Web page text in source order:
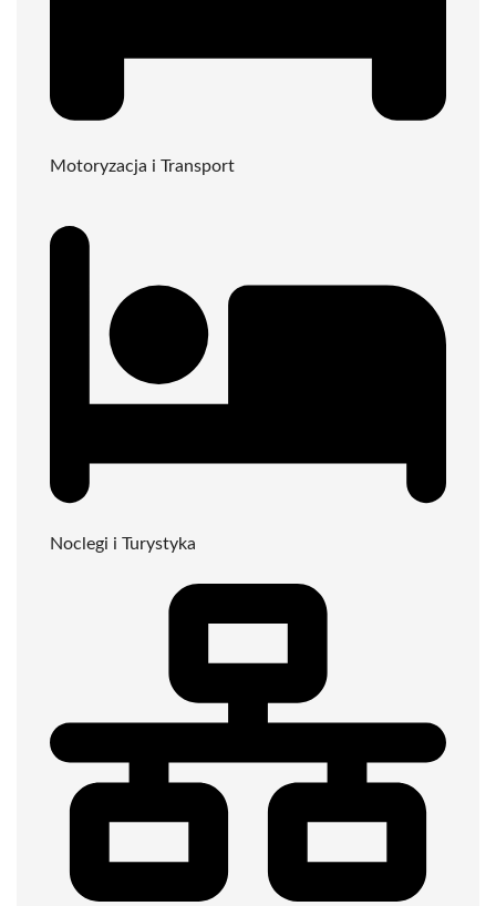
Motoryzacja i Transport
Noclegi i Turystyka